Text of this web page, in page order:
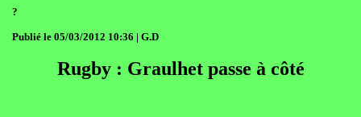
?
Publié le 05/03/2012 10:36 | G.D
Rugby : Graulhet passe à côté